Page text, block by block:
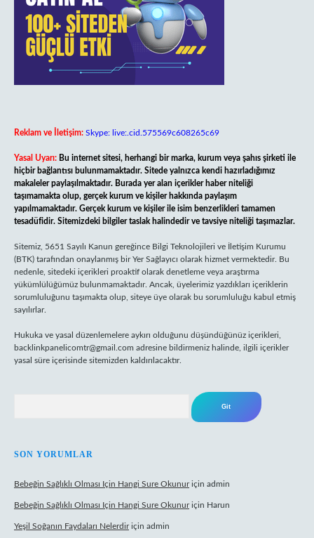
Reklam ve İletişim: Skype: live:.cid.575569c608265c69
Yasal Uyarı: Bu internet sitesi, herhangi bir marka, kurum veya şahıs şirketi ile
hiçbir bağlantısı bulunmamaktadır. Sitede yalnızca kendi hazırladığımız
makaleler paylaşılmaktadır. Burada yer alan içerikler haber niteliği
taşımamakta olup, gerçek kurum ve kişiler hakkında paylaşım
yapılmamaktadır. Gerçek kurum ve kişiler ile isim benzerlikleri tamamen
tesadüfidir. Sitemizdeki bilgiler taslak halindedir ve tavsiye niteliği taşımazlar.
Sitemiz, 5651 Sayılı Kanun gereğince Bilgi Teknolojileri ve İletişim Kurumu
(BTK) tarafından onaylanmış bir Yer Sağlayıcı olarak hizmet vermektedir. Bu
nedenle, sitedeki içerikleri proaktif olarak denetleme veya araştırma
yükümlülüğümüz bulunmamaktadır. Ancak, üyelerimiz yazdıkları içeriklerin
sorumluluğunu taşımakta olup, siteye üye olarak bu sorumluluğu kabul etmiş
sayılırlar.
Hukuka ve yasal düzenlemelere aykırı olduğunu düşündüğünüz içerikleri,
backlinkpanelicomtr@gmail.com adresine bildirmeniz halinde, ilgili içerikler
yasal süre içerisinde sitemizden kaldırılacaktır.
SON YORUMLAR
Bebeğin Sağlıklı Olması Için Hangi Sure Okunuriçin admin
Bebeğin Sağlıklı Olması Için Hangi Sure Okunuriçin Harun
Yeşil Soğanın Faydaları Nelerdiriçin admin